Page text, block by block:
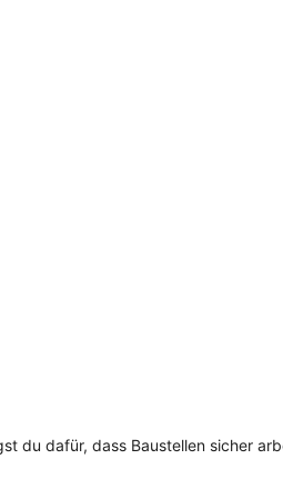
du dafür, dass Baustellen sicher